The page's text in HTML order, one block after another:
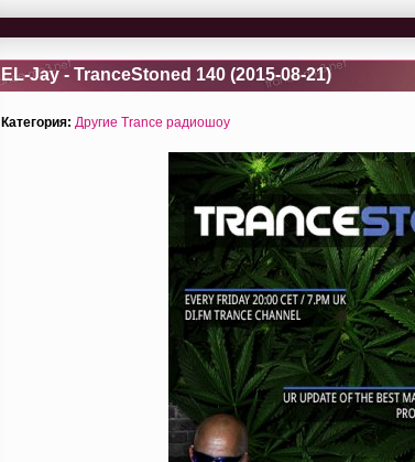
EL-Jay - TranceStoned 140 (2015-08-21)
Категория: Другие Trance радиошоу